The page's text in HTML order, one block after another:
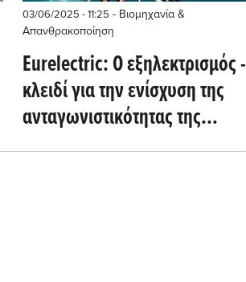
03/06/2025 - 11:25 - Βιομηχανία &
Απανθρακοποίηση
Eurelectric: Ο εξηλεκτρισμός -
κλειδί για την ενίσχυση της
ανταγωνιστικότητας της
βιομηχανίας